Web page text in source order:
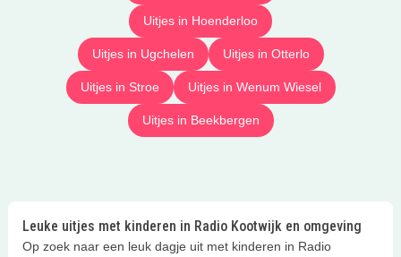
Uitjes in Hoenderloo
Uitjes in Ugchelen Uitjes in Otterlo
Uitjes in Stroe Uitjes in Wenum Wiesel
Uitjes in Beekbergen
Leuke uitjes met kinderen in Radio Kootwijk en omgeving
Op zoek naar een leuk dagje uit met kinderen in Radio